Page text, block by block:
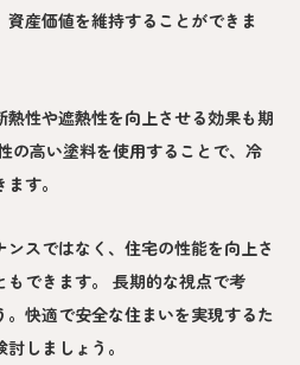
資産価値を維持することができま
熱性や遮熱性を向上させる効果も期
の高い塗料を使用することで、冷
す。
スではなく、住宅の性能を向上さ
できます。 長期的な視点で考
快適で安全な住まいを実現するた
しましょう。